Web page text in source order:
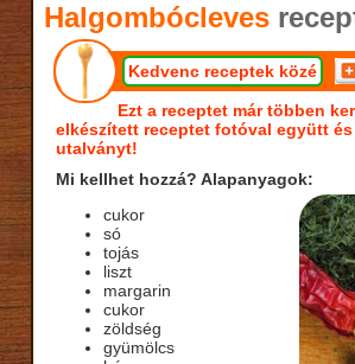
Halgombócleves
Kedvenc receptek közé
Ezt a receptet már többen
elkészített receptet fotóval együtt
utalványt!
Mi kellhet hozzá? Alapanyagok:
cukor
só
tojás
liszt
margarin
cukor
zöldség
gyümölcs